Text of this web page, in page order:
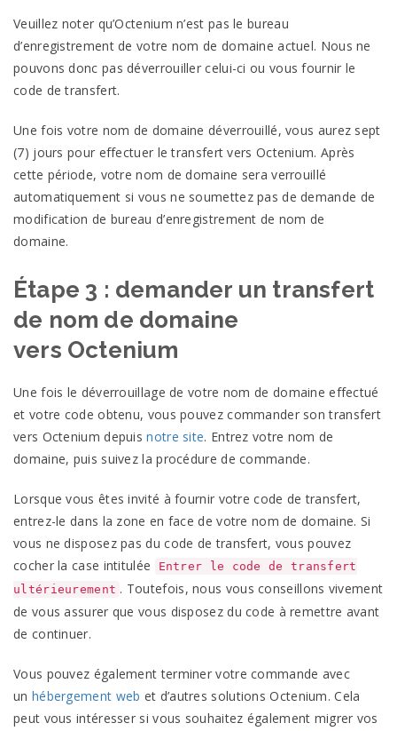
Veuillez noter qu’Octenium n’est pas le bureau
d’enregistrement de votre nom de domaine actuel. Nous ne
pouvons donc pas déverrouiller celui-ci ou vous fournir le
code de transfert.
Une fois votre nom de domaine déverrouillé, vous aurez sept
(7) jours pour effectuer le transfert vers Octenium. Après
cette période, votre nom de domaine sera verrouillé
automatiquement si vous ne soumettez pas de demande de
modification de bureau d’enregistrement de nom de
domaine.
Étape 3 : demander un transfert
de nom de domaine
vers Octenium
Une fois le déverrouillage de votre nom de domaine effectué
et votre code obtenu, vous pouvez commander son transfert
vers Octenium depuisnotre site. Entrez votre nom de
domaine, puis suivez la procédure de commande.
Lorsque vous êtes invité à fournir votre code de transfert,
entrez-le dans la zone en face de votre nom de domaine. Si
vous ne disposez pas du code de transfert, vous pouvez
cocher la case intitulée
Entrer le code de transfert
ultérieurement . Toutefois, nous vous conseillons vivement
de vous assurer que vous disposez du code à remettre avant
de continuer.
Vous pouvez également terminer votre commande avec
un hébergement web et d’autres solutionsOctenium. Cela
peut vous intéresser si vous souhaitez également migrer vos